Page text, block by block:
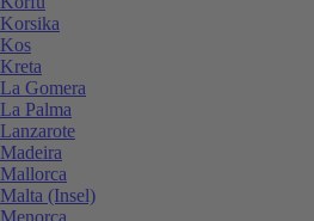
Korsika
Kos
Kreta
La Gomera
La Palma
Lanzarote
Madeira
Mallorca
Malta (Insel)
Menorca